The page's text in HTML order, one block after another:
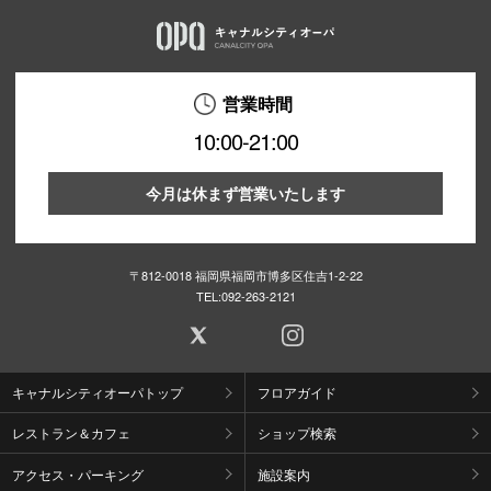
営業時間
10:00-21:00
今月は休まず営業いたします
〒812-0018 福岡県福岡市博多区住吉1-2-22
TEL:092-263-2121
キャナルシティオーパトップ フロアガイド
レストラン＆カフェ ショップ検索
アクセス・パーキング 施設案内